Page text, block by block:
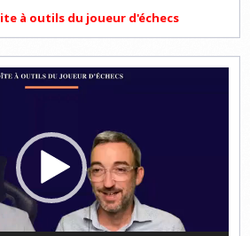
à outils du joueur d'échecs